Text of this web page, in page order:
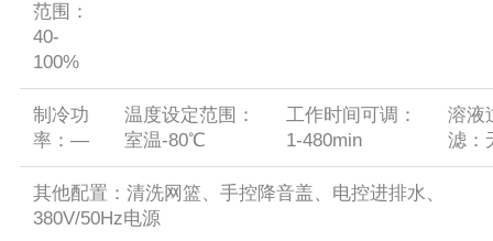
范围：
40-
100%
制冷功
率：—
温度设定范围：
室温-80℃
工作时间可调：
1-480min
溶液
滤：
其他配置：清洗网篮、手控降音盖、电控进排水、
380V/50Hz电源